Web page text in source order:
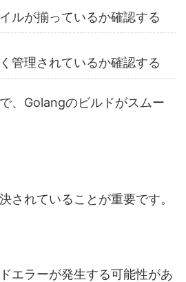
ルが揃っているか確認する
管理されているか確認する
、Golangのビルドがスムー
されていることが重要です。
エラーが発生する可能性があ